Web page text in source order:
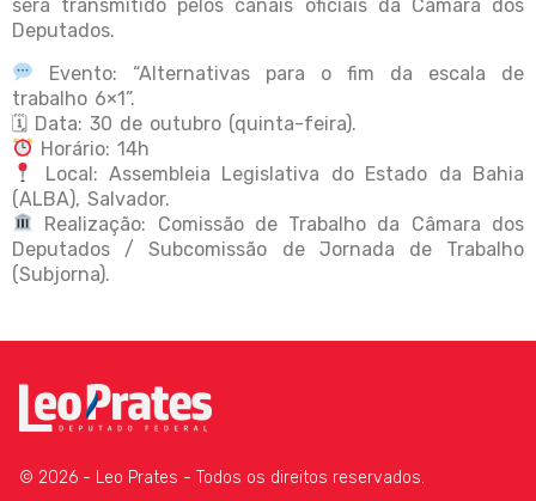
será transmitido pelos canais oficiais da Câmara dos
Deputados.
Evento: “Alternativas para o fim da escala de
trabalho 6×1”.
🗓 Data: 30 de outubro (quinta-feira).
Horário: 14h
Local: Assembleia Legislativa do Estado da Bahia
(ALBA), Salvador.
Realização: Comissão de Trabalho da Câmara dos
Deputados / Subcomissão de Jornada de Trabalho
(Subjorna).
© 2026 - Leo Prates - Todos os direitos reservados.